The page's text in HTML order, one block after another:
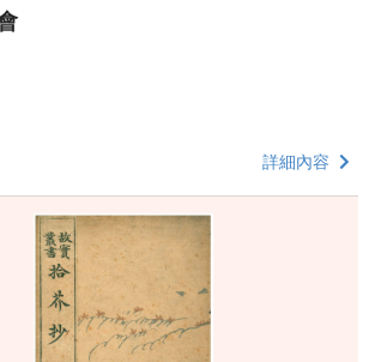
詳細內容